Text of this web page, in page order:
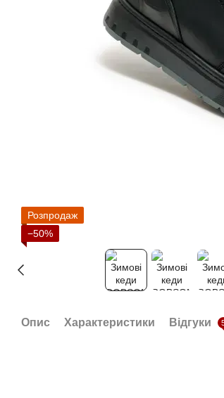
Розпродаж
−50%
Опис Характеристики Відгуки